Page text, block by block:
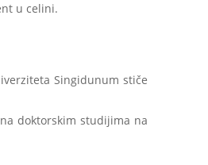
u celini.
Singidunum stiče
doktorskim studijima na